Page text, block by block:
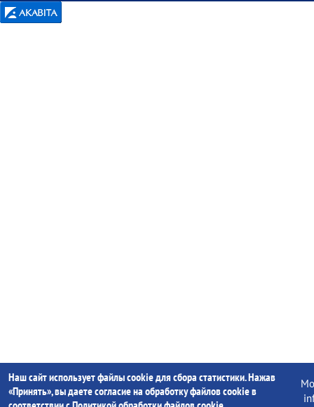
Наш сайт использует файлы cookie для сбора статистики. Нажав
«Принять», вы даете согласие на обработку файлов cookie в